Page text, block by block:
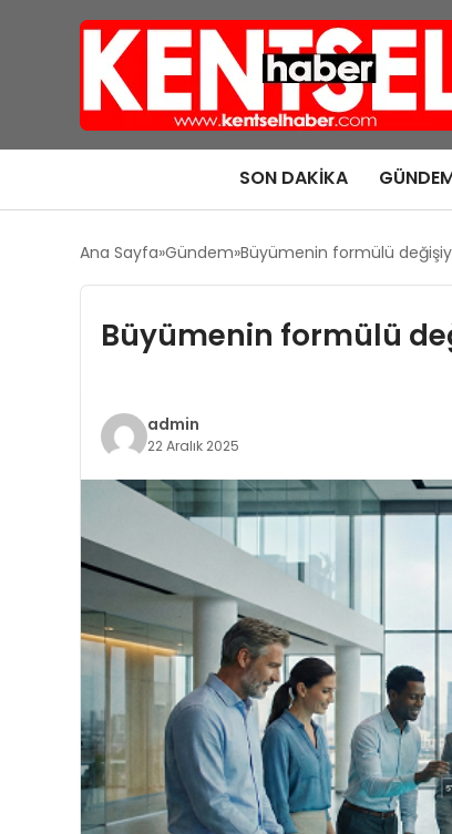
SON DAKIKA
Ana Sayfa Gündem Büyümenin formülü
Büyümenin formülü
admin
22 Aralık 2025